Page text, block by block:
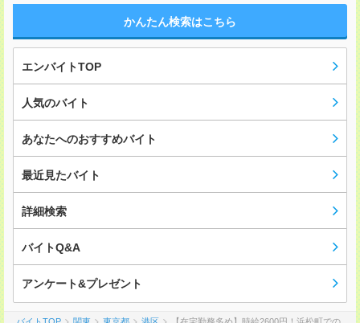
かんたん検索はこちら
エンバイトTOP
人気のバイト
あなたへのおすすめバイト
最近見たバイト
詳細検索
バイトQ&A
アンケート&プレゼント